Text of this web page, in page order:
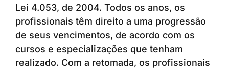
Lei 4.053, de 2004. Todos os anos, os
profissionais têm direito a uma progressão
de seus vencimentos, de acordo com os
cursos e especializações que tenham
realizado. Com a retomada, os profissionais